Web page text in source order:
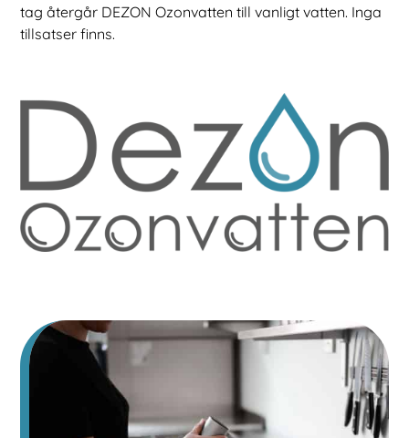
tag återgår DEZON Ozonvatten till vanligt vatten. Inga
tillsatser finns.